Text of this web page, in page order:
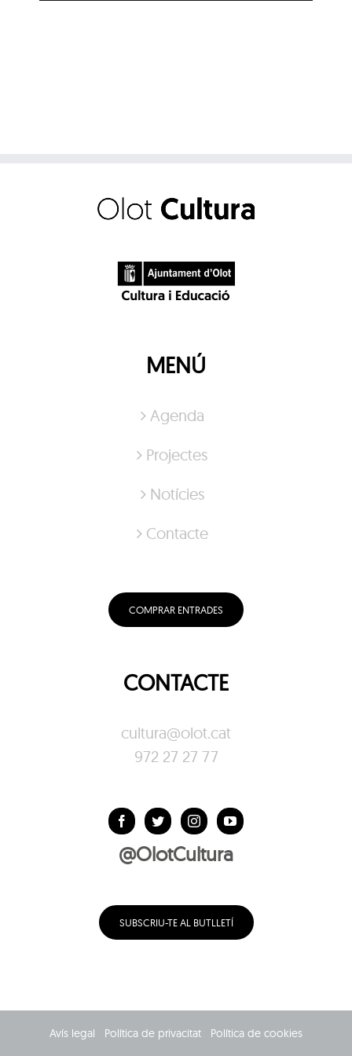
MENÚ
Agenda
Projectes
Notícies
Contacte
COMPRAR ENTRADES
CONTACTE
cultura@olot.cat
972 27 27 77
@OlotCultura
SUBSCRIU-TE AL BUTLLETÍ
Avís legal Política de privacitat Política de cookies